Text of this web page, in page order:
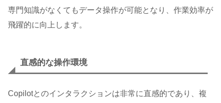
専門知識がなくてもデータ操作が可能となり、作業効率が
飛躍的に向上します。
直感的な操作環境
Copilotとのインタラクションは非常に直感的であり、複